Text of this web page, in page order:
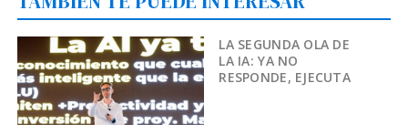
LA SEGUNDA OLA DE
LA IA: YA NO
RESPONDE, EJECUTA